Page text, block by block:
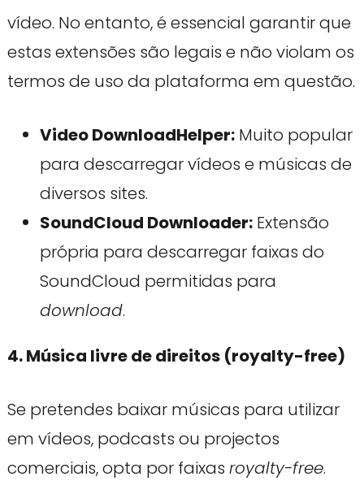
vídeo. No entanto, é essencial garantir que
estas extensões são legais e não violam os
termos de uso da plataforma em questão.
Video DownloadHelper:Muito popular
para descarregar vídeos e músicas de
diversos sites.
SoundCloud Downloader:Extensão
própria para descarregar faixas do
SoundCloud permitidas para
download.
4. Música livre de direitos (royalty-free)
Se pretendes baixar músicas para utilizar
em vídeos, podcasts ou projectos
comerciais, opta por faixas royalty-free.